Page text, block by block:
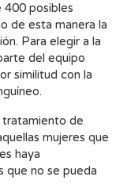
400 posibles
de esta manera la
Para elegir a la
del equipo
similitud con la
mujeres que
haya
que no se pueda